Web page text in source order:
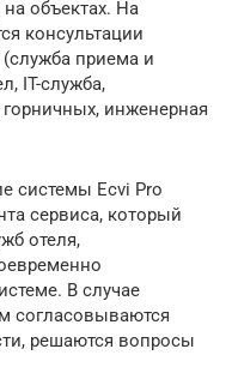
объектах. На
консультации
(служба приема и
IT-служба,
инженерная
системы Ecvi Pro
сервиса, который
отеля,
В случае
согласовываются
решаются вопросы